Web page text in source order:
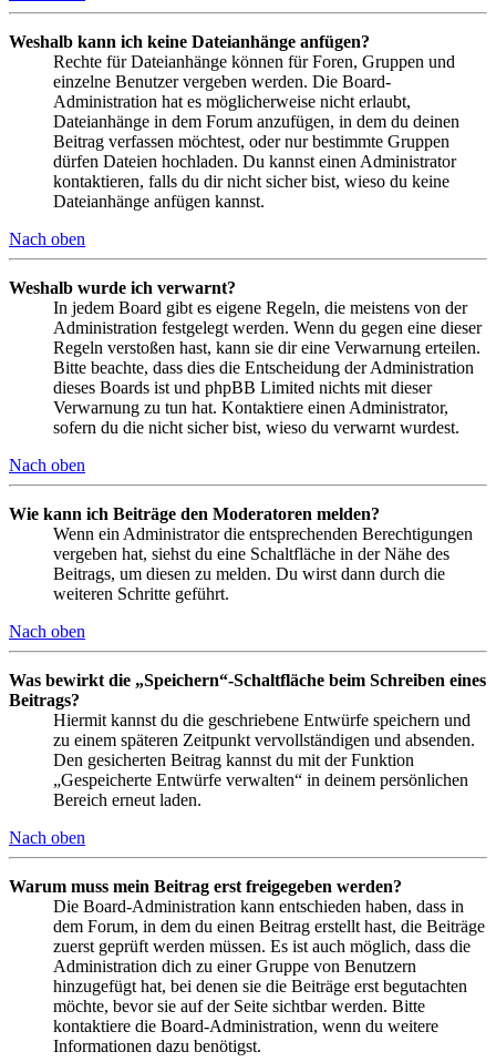
Weshalb kann ich keine Dateianhänge anfügen?
Rechte für Dateianhänge können für Foren, Gruppen und
einzelne Benutzer vergeben werden. Die Board-
Administration hat es möglicherweise nicht erlaubt,
Dateianhänge in dem Forum anzufügen, in dem du deinen
Beitrag verfassen möchtest, oder nur bestimmte Gruppen
dürfen Dateien hochladen. Du kannst einen Administrator
kontaktieren, falls du dir nicht sicher bist, wieso du keine
Dateianhänge anfügen kannst.
Nach oben
Weshalb wurde ich verwarnt?
In jedem Board gibt es eigene Regeln, die meistens von der
Administration festgelegt werden. Wenn du gegen eine dieser
Regeln verstoßen hast, kann sie dir eine Verwarnung erteilen.
Bitte beachte, dass dies die Entscheidung der Administration
dieses Boards ist und phpBB Limited nichts mit dieser
Verwarnung zu tun hat. Kontaktiere einen Administrator,
sofern du die nicht sicher bist, wieso du verwarnt wurdest.
Nach oben
Wie kann ich Beiträge den Moderatoren melden?
Wenn ein Administrator die entsprechenden Berechtigungen
vergeben hat, siehst du eine Schaltfläche in der Nähe des
Beitrags, um diesen zu melden. Du wirst dann durch die
weiteren Schritte geführt.
Nach oben
Was bewirkt die „Speichern“-Schaltfläche beim Schreiben eines
Beitrags?
Hiermit kannst du die geschriebene Entwürfe speichern und
zu einem späteren Zeitpunkt vervollständigen und absenden.
Den gesicherten Beitrag kannst du mit der Funktion
„Gespeicherte Entwürfe verwalten“ in deinem persönlichen
Bereich erneut laden.
Nach oben
Warum muss mein Beitrag erst freigegeben werden?
Die Board-Administration kann entschieden haben, dass in
dem Forum, in dem du einen Beitrag erstellt hast, die Beiträge
zuerst geprüft werden müssen. Es ist auch möglich, dass die
Administration dich zu einer Gruppe von Benutzern
hinzugefügt hat, bei denen sie die Beiträge erst begutachten
möchte, bevor sie auf der Seite sichtbar werden. Bitte
kontaktiere die Board-Administration, wenn du weitere
Informationen dazu benötigst.